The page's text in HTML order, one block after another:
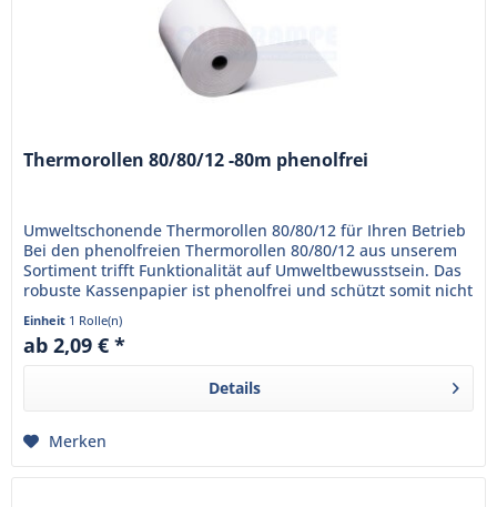
Thermorollen 80/80/12 -80m phenolfrei
Umweltschonende Thermorollen 80/80/12 für Ihren Betrieb
Bei den phenolfreien Thermorollen 80/80/12 aus unserem
Sortiment trifft Funktionalität auf Umweltbewusstsein. Das
robuste Kassenpapier ist phenolfrei und schützt somit nicht
nur...
Einheit 1 Rolle(n)
ab 2,09 € *
Details
Merken